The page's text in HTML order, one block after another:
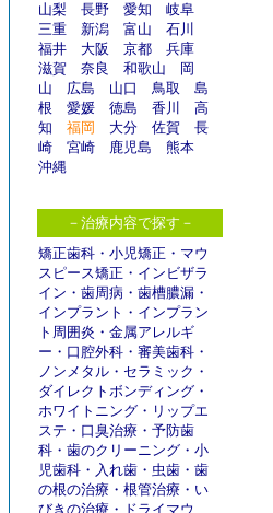
山梨
長野 愛知
岐阜
三重
新潟 富山
石川
福井
大阪 京都
兵庫
滋賀
奈良 和歌山
岡
山
広島 山口 鳥取
島
根
愛媛 徳島 香川
高
知
福岡 大分 佐賀
長
崎
宮崎 鹿児島
熊本
沖縄
－治療内容で探す－
矯正歯科 ・ 小児矯正 ・ マウ
スピース矯正 ・ インビザラ
イン ・ 歯周病 ・ 歯槽膿漏 ・
インプラント ・ インプラン
ト周囲炎 ・ 金属アレルギ
ー ・ 口腔外科 ・ 審美歯科 ・
ノンメタル ・ セラミック ・
ダイレクトボンディング ・
ホワイトニング ・ リップエ
ステ ・ 口臭治療 ・ 予防歯
科 ・ 歯のクリーニング ・ 小
児歯科 ・ 入れ歯 ・ 虫歯 ・ 歯
の根の治療 ・ 根管治療 ・ い
びきの治療 ・ ドライマウ